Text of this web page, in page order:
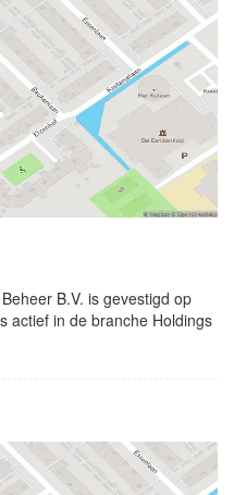
B.V. is gevestigd op
actief in de branche Holdings